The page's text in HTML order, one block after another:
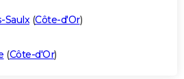
Saulx(Côte-d'Or)
(Côte-d'Or)